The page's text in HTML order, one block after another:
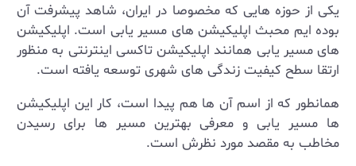
یکی از حوزه هایی که مخصوصا در ایران، شاهد پیشرفت آن
بوده ایم محبث اپلیکیشن های مسیر یابی است. اپلیکیشن
های مسیر یابی همانند اپلیکیشن تاکسی اینترنتی به منظور
ارتقا سطح کیفیت زندگی های شهری توسعه یافته است.
همانطور که از اسم آن ها هم پیدا است، کار این اپلیکیشن
ها مسیر یابی و معرفی بهترین مسیر ها برای رسیدن
مخاطب به مقصد مورد نظرش است.